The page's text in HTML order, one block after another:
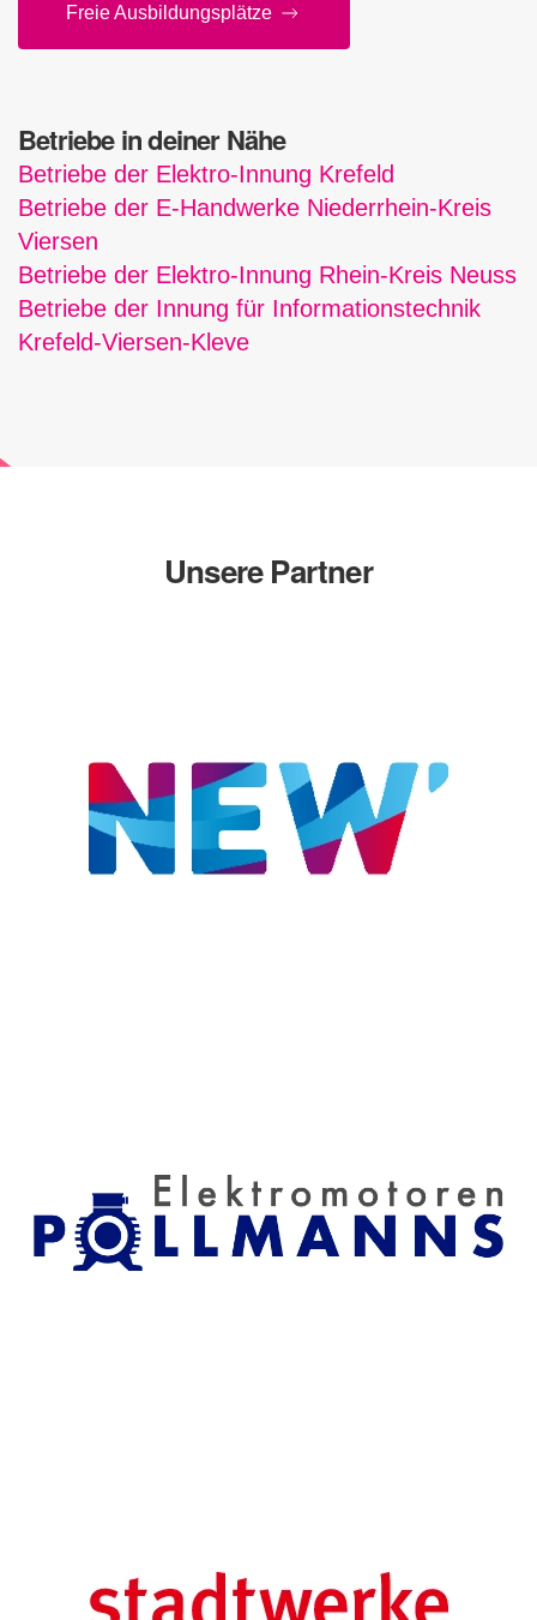
Freie Aus­bil­dungs­plätze
Betriebe in deiner Nähe
Betriebe der Elektro-Innung Krefeld
Betriebe der E-Handwerke Niederrhein-Kreis
Viersen
Betriebe der Elektro-Innung Rhein-Kreis Neuss
Betriebe der Innung für Informationstechnik
Krefeld-Viersen-Kleve
Unsere Partner